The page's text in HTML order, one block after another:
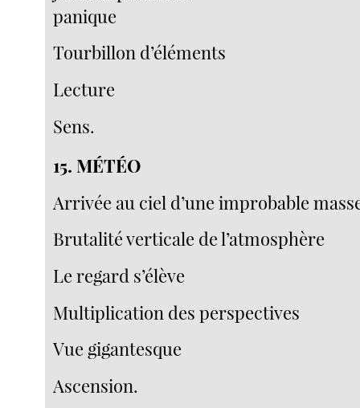
panique
Tourbillon d’éléments
Lecture
Sens.
15. MÉTÉO
Arrivée au ciel d’une improbable
Brutalité verticale de l’atmosphère
Le regard s’élève
Multiplication des perspectives
Vue gigantesque
Ascension.